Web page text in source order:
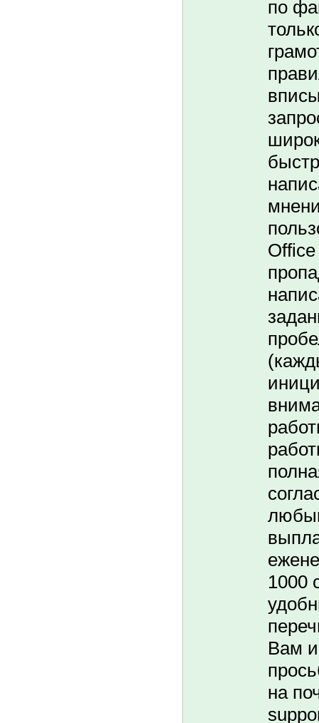
по
1000
Вам
на